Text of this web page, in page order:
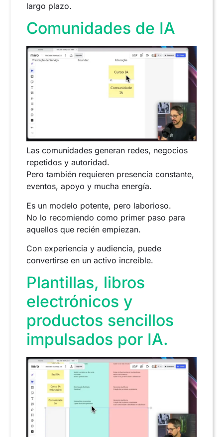
largo plazo.
Comunidades de IA
Las comunidades generan redes, negocios
repetidos y autoridad.
Pero también requieren presencia constante,
eventos, apoyo y mucha energía.
Es un modelo potente, pero laborioso.
No lo recomiendo como primer paso para
aquellos que recién empiezan.
Con experiencia y audiencia, puede
convertirse en un activo increíble.
Plantillas, libros
electrónicos y
productos sencillos
impulsados por IA.